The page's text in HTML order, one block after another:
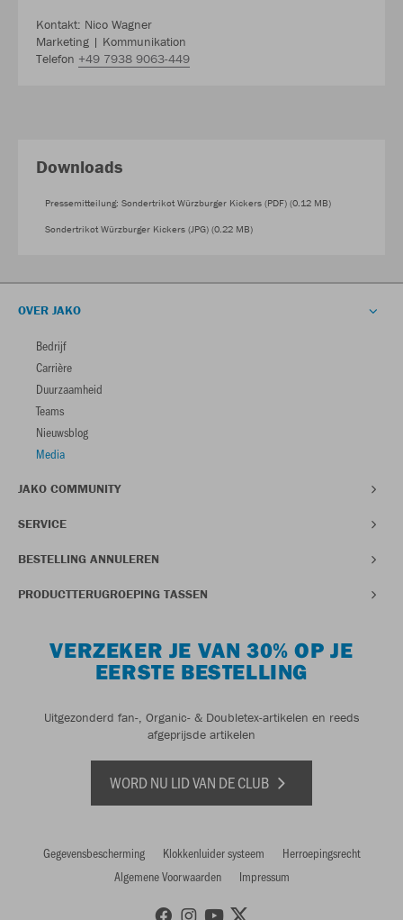
Kontakt: Nico Wagner
Marketing | Kommunikation
Telefon +49 7938 9063-449
Downloads
Pressemitteilung: Sondertrikot Würzburger Kickers (PDF) (0.12 MB)
Sondertrikot Würzburger Kickers (JPG) (0.22 MB)
OVER JAKO
Bedrijf
Carrière
Duurzaamheid
Teams
Nieuwsblog
Media
JAKO COMMUNITY
SERVICE
BESTELLING ANNULEREN
PRODUCTTERUGROEPING TASSEN
VERZEKER JE VAN 30% OP JE
EERSTE BESTELLING
Uitgezonderd fan-, Organic- & Doubletex-artikelen en reeds
afgeprijsde artikelen
WORD NU LID VAN DE CLUB
Gegevensbescherming Klokkenluider systeem
Herroepingsrecht
Algemene Voorwaarden
Impressum